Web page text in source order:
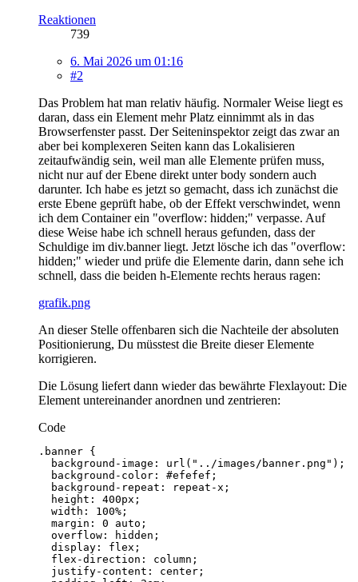
Reaktionen
739
6. Mai 2026 um 01:16
#2
Das Problem hat man relativ häufig. Normaler Weise liegt es
daran, dass ein Element mehr Platz einnimmt als in das
Browserfenster passt. Der Seiteninspektor zeigt das zwar an
aber bei komplexeren Seiten kann das Lokalisieren
zeitaufwändig sein, weil man alle Elemente prüfen muss,
nicht nur auf der Ebene direkt unter body sondern auch
darunter. Ich habe es jetzt so gemacht, dass ich zunächst die
erste Ebene geprüft habe, ob der Effekt verschwindet, wenn
ich dem Container ein "overflow: hidden;" verpasse. Auf
diese Weise habe ich schnell heraus gefunden, dass der
Schuldige im div.banner liegt. Jetzt lösche ich das "overflow:
hidden;" wieder und prüfe die Elemente darin, dann sehe ich
schnell, dass die beiden h-Elemente rechts heraus ragen:
grafik.png
An dieser Stelle offenbaren sich die Nachteile der absoluten
Positionierung, Du müsstest die Breite dieser Elemente
korrigieren.
Die Lösung liefert dann wieder das bewährte Flexlayout: Die
Element untereinander anordnen und zentrieren:
Code